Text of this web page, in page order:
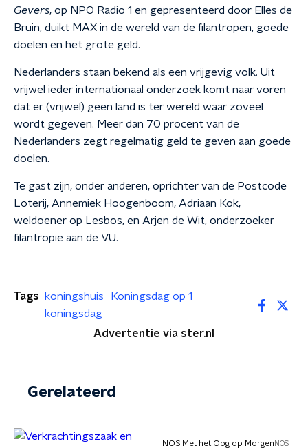
Gevers, op NPO Radio 1 en gepresenteerd door Elles de
Bruin, duikt MAX in de wereld van de filantropen, goede
doelen en het grote geld.
Nederlanders staan bekend als een vrijgevig volk. Uit
vrijwel ieder internationaal onderzoek komt naar voren
dat er (vrijwel) geen land is ter wereld waar zoveel
wordt gegeven. Meer dan 70 procent van de
Nederlanders zegt regelmatig geld te geven aan goede
doelen.
Te gast zijn, onder anderen, oprichter van de Postcode
Loterij, Annemiek Hoogenboom, Adriaan Kok,
weldoener op Lesbos, en Arjen de Wit, onderzoeker
filantropie aan de VU.
Tags koningshuis
Koningsdag op 1
koningsdag
Advertentie via ster.nl
Gerelateerd
NOS Met het Oog op Morgen NOS